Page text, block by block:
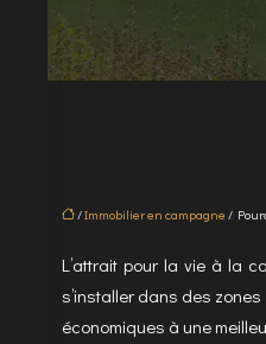
/Immobilier en campagne /
L’attrait pour la vie à la
s’installer dans des
économiques à une